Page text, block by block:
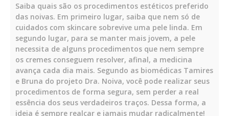
Saiba quais são os procedimentos estéticos preferido
das noivas. Em primeiro lugar, saiba que nem só de
cuidados com skincare sobrevive uma pele linda. Em
segundo lugar, para se manter mais jovem, a pele
necessita de alguns procedimentos que nem sempre
os cremes conseguem resolver, afinal, a medicina
avança cada dia mais. Segundo as biomédicas Tamires
e Bruna do projeto Dra. Noiva, você pode realizar seus
procedimentos de forma segura, sem perder a real
essência dos seus verdadeiros traços. Dessa forma, a
ideia é sempre realçar e jamais mudar radicalmente!